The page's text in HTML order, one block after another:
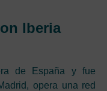
Iberia
de España y fue
opera una red